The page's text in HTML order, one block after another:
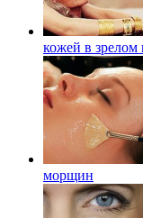
кожей в зрелом
морщин